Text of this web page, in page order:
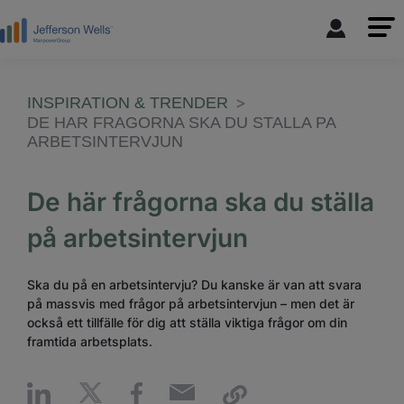
INSPIRATION & TRENDER
DE HAR FRAGORNA SKA DU STALLA PA
ARBETSINTERVJUN
De här frågorna ska du ställa
på arbetsintervjun
Ska du på en arbetsintervju? Du kanske är van att svara
på massvis med frågor på arbetsintervjun – men det är
också ett tillfälle för dig att ställa viktiga frågor om din
framtida arbetsplats.